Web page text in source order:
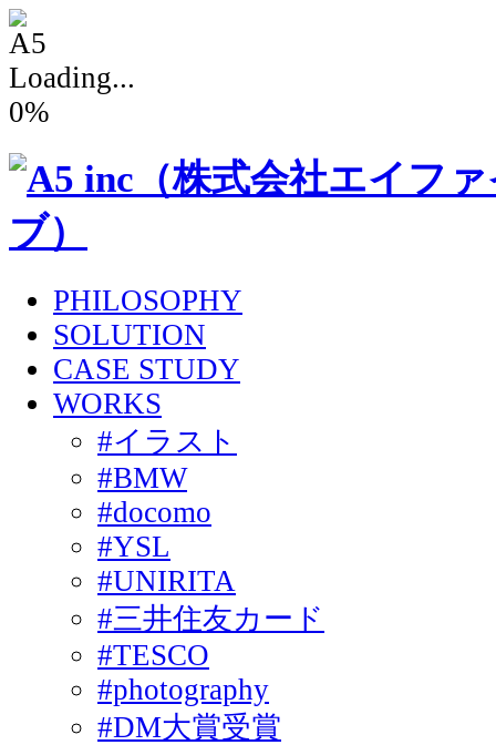
Loading...
0%
PHILOSOPHY
SOLUTION
CASE STUDY
WORKS
#イラスト
#BMW
#docomo
#YSL
#UNIRITA
#三井住友カード
#TESCO
#photography
#DM大賞受賞